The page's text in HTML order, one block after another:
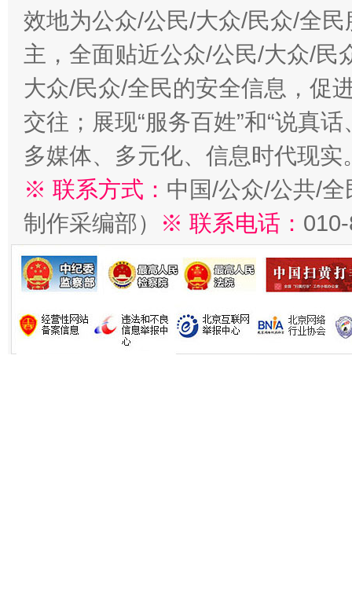
效地为公众/公民/大众/民众/全
主，全面贴近公众/公民/大众/民
大众/民众/全民的安全信息，促
交往；展现“服务百姓”和“说真
多媒体、多元化、信息时代现实
※ 联系方式： 中国/公众/公共/
制作采编部）
※ 联系电话：